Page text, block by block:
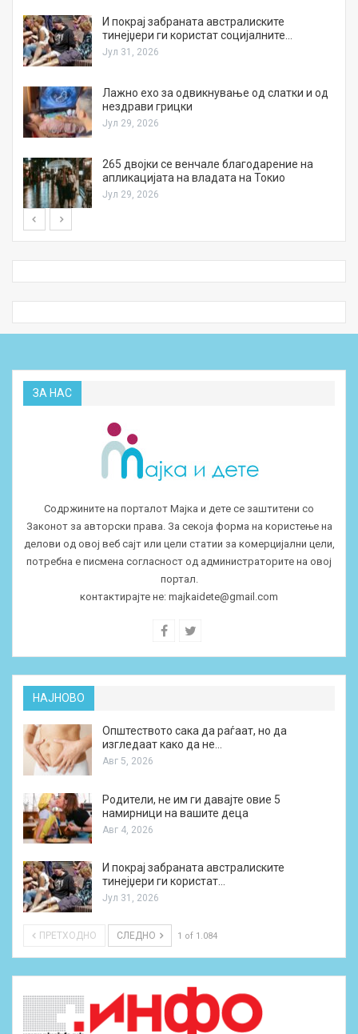
И покрај забраната австралиските
тинејџери ги користат социјалните…
Јул 31, 2026
Лажно ехо за одвикнување од слатки и од
нездрави грицки
Јул 29, 2026
265 двојки се венчале благодарение на
апликацијата на владата на Токио
Јул 29, 2026
ЗА НАС
Содржините на порталот Мајка и дете се заштитени со
Законот за авторски права. За секоја форма на користење на
делови од овој веб сајт или цели статии за комерцијални цели,
потребна е писмена согласност од администраторите на овој
портал.
контактирајте не: majkaidete@gmail.com
НАЈНОВО
Општеството сака да раѓаат, но да
изгледаат како да не…
Авг 5, 2026
Родители, не им ги давајте овие 5
намирници на вашите деца
Авг 4, 2026
И покрај забраната австралиските
тинејџери ги користат…
Јул 31, 2026
ПРЕТХОДНО СЛЕДНО 1 of 1.084